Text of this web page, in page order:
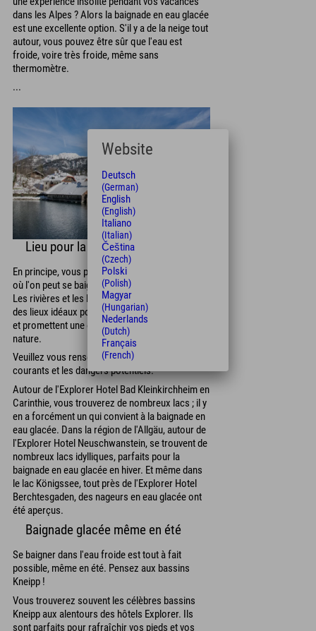
dans les Alpes ? Alors la baignade en eau glacée
est une excellente option. S'il y a de la neige tout
autour, vous pouvez être sûr que l'eau est
froide, voire très froide, même sans
thermomètre.
...
Lieu pour la baignade en glace
En principe, vous pouvez vous baigner partout
où l'on peut se baigner en été, et aussi en hiver.
Les rivières et les lacs sont considérés comme
des lieux idéaux pour la baignade en eau glacée
et promettent une expérience unique en pleine
nature.
Veuillez vous renseigner au préalable sur les
courants et les dangers potentiels.
Autour de l'Explorer Hotel Bad Kleinkirchheim en
Carinthie, vous trouverez de nombreux lacs ; il y
en a forcément un qui convient à la baignade en
eau glacée. Dans la région de l'Allgäu, autour de
l'Explorer Hotel Neuschwanstein, se trouvent de
nombreux lacs idylliques, parfaits pour la
baignade en eau glacée en hiver. Et même dans
le lac Königssee, tout près de l'Explorer Hotel
Berchtesgaden, des nageurs en eau glacée ont
été aperçus.
Baignade glacée même en été
Se baigner dans l'eau froide est tout à fait
possible, même en été. Pensez aux bassins
Kneipp !
Vous trouverez souvent les célèbres bassins
Kneipp aux alentours des hôtels Explorer. Ils
sont parfaits pour rafraîchir vos pieds et vos
Website
Deutsch
(German)
English
(English)
Italiano
(Italian)
Čeština
(Czech)
Polski
(Polish)
Magyar
(Hungarian)
Nederlands
(Dutch)
Français
(French)